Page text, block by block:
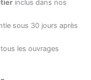
inclus dans nos
sous 30 jours après
les ouvrages